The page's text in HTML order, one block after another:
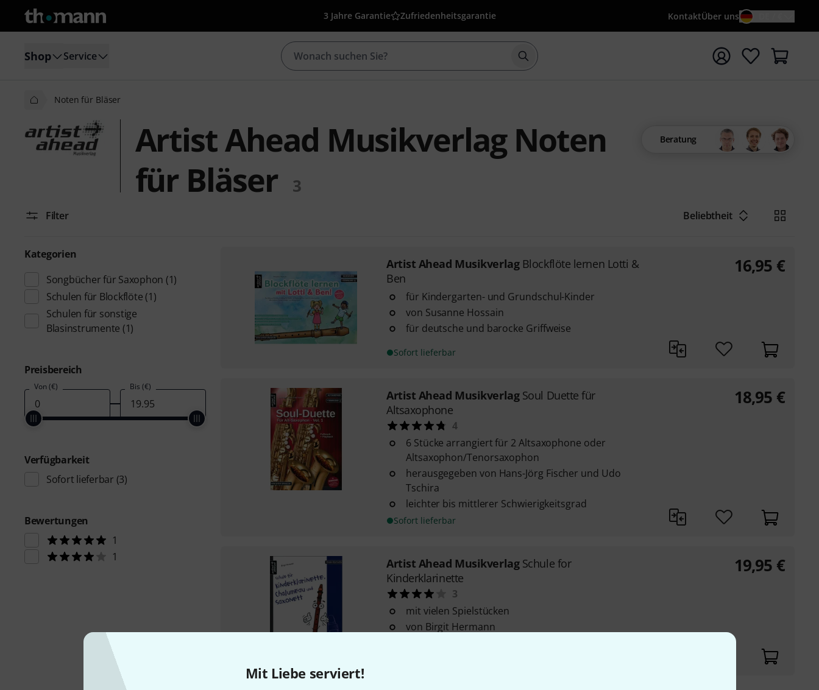
Mit Liebe serviert!
3 Jahre Garantie Zufriedenheitsgarantie KontaktÜber uns
Shop Service Suche mit Suchwort {searchTerm} starten
Noten für Bläser
Artist Ahead Musikverlag Noten
für Bläser
3
Beratung
Filter Beliebtheit
Kategorien
Songbücher für Saxophon (1)
Schulen für Blockflöte (1)
Schulen für sonstige
Blasinstrumente (1)
Preisbereich
Von (€) Bis (€)
Verfügbarkeit
Sofort lieferbar (3)
Bewertungen
1
1
Artist Ahead Musikverlag Blockflöte lernen Lotti &
Ben
für Kindergarten- und Grundschul-Kinder
von Susanne Hossain
für deutsche und barocke Griffweise
Sofort lieferbar
16,95 €
Artist Ahead Musikverlag Soul Duette für
Altsaxophone
4
6 Stücke arrangiert für 2 Altsaxophone oder
Altsaxophon/Tenorsaxophon
herausgegeben von Hans-Jörg Fischer und Udo
Tschira
leichter bis mittlerer Schwierigkeitsgrad
Sofort lieferbar
18,95 €
Artist Ahead Musikverlag Schule for
Kinderklarinette
3
mit vielen Spielstücken
von Birgit Hermann
19,95 €